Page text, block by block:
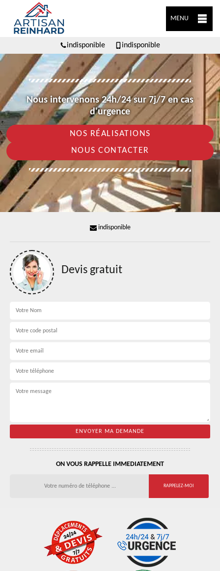
MENU
indisponible indisponible
Nous intervenons 24h/24 sur 7j/7 en cas
d'urgence
NOS RÉALISATIONS
NOUS CONTACTER
indisponible
Devis gratuit
ON VOUS RAPPELLE IMMEDIATEMENT